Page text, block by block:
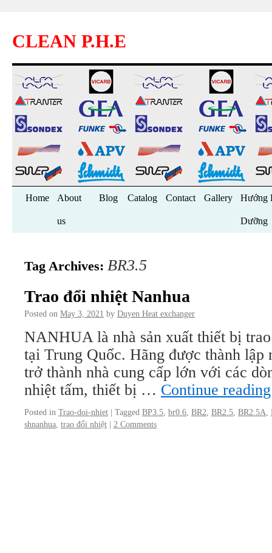
CLEAN P.H.E
Skip
Home About
us
Blog Catalog Contact Gallery Hướng
Dưỡng
Tag Archives: BR3.5
Trao đổi nhiệt Nanhua
Posted on May 3, 2021 by Duyen Heat exchanger
NANHUA là nhà sản xuất thiết bị
tại Trung Quốc. Hãng được thành lập
trở thành nhà cung cấp lớn với các
nhiệt tấm, thiết bị … Continue
Posted in Trao-doi-nhiet | Tagged BP3.5 br0.6 BR2 BR2.5 BR2.5A
shnanhua trao đổi nhiệt | 2 Comments